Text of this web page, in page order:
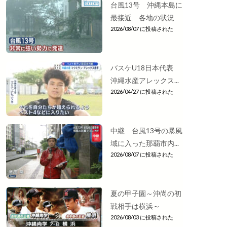
台風13号 沖縄本島に
最接近 各地の状況
2026/08/07 に投稿された
バスケU18日本代表
沖縄水産アレックス...
2026/04/27 に投稿された
中継 台風13号の暴風
域に入った那覇市内...
2026/08/07 に投稿された
夏の甲子園～沖尚の初
戦相手は横浜～
2026/08/03 に投稿された